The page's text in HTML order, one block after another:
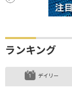
ランキング
デイリー